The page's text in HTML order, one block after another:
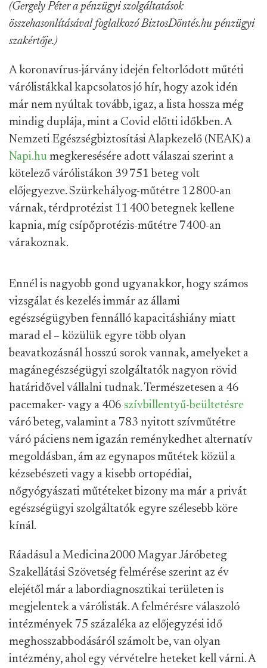
(Gergely Péter a pénzügyi szolgáltatások
összehasonlításával foglalkozó BiztosDöntés.hu pénzügyi
szakértője.)
A koronavírus-járvány idején feltorlódott műtéti
várólistákkal kapcsolatos jó hír, hogy azok idén
már nem nyúltak tovább, igaz, a lista hossza még
mindig duplája, mint a Covid előtti időkben. A
Nemzeti Egészségbiztosítási Alapkezelő (NEAK) a
Napi.hu megkeresésére adott válaszai szerint a
kötelező várólistákon 39 751 beteg volt
előjegyezve. Szürkehályog-műtétre 12 800-an
várnak, térdprotézist 11 400 betegnek kellene
kapnia, míg csípőprotézis-műtétre 7400-an
várakoznak.
Ennél is nagyobb gond ugyanakkor, hogy számos
vizsgálat és kezelés immár az állami
egészségügyben fennálló kapacitáshiány miatt
marad el – közülük egyre több olyan
beavatkozásnál hosszú sorok vannak, amelyeket a
magánegészségügyi szolgáltatók nagyon rövid
határidővel vállalni tudnak. Természetesen a 46
pacemaker- vagy a 406 szívbillentyű-beültetésre
váró beteg, valamint a 783 nyitott szívműtétre
váró páciens nem igazán reménykedhet alternatív
megoldásban, ám az egynapos műtétek közül a
kézsebészeti vagy a kisebb ortopédiai,
nőgyógyászati műtéteket bizony ma már a privát
egészségügyi szolgáltatók egyre szélesebb köre
kínál.
Ráadásul a Medicina2000 Magyar Járóbeteg
Szakellátási Szövetség felmérése szerint az év
elejétől már a labordiagnosztikai területen is
megjelentek a várólisták. A felmérésre válaszoló
intézmények 75 százaléka az előjegyzési idő
meghosszabbodásáról számolt be, van olyan
intézmény, ahol egy vérvételre heteket kell várni. A